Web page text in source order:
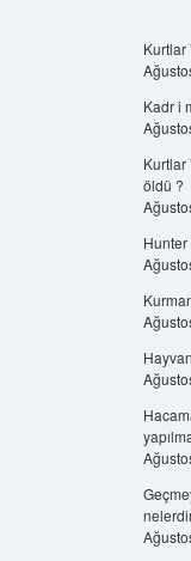
Kurtlar
Kadr i
öldü ?
Hunter